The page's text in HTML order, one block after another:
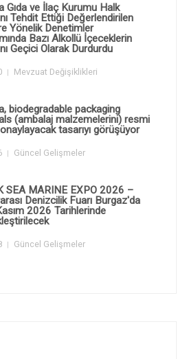
Gıda ve İlaç Kurumu Halk
Tehdit Ettiği Değerlendirilen
Yönelik Denetimler
Bazı Alkollü İçeceklerin
Geçici Olarak Durdurdu
Mevzuat Değişiklikleri
biodegradable packaging
(ambalaj malzemelerini) resmi
tasarıyı görüşüyor
Güncel Gelişmeler
SEA MARINE EXPO 2026 –
Denizcilik Fuarı Burgaz'da
2026 Tarihlerinde
Güncel Gelişmeler